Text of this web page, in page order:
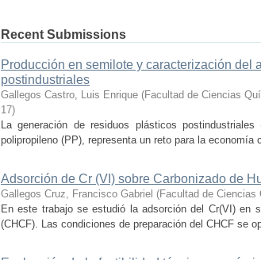
Recent Submissions
Producción en semilote y caracterización
postindustriales
Gallegos Castro, Luis Enrique (Facultad de Ciencias
17)
La generación de residuos plásticos
polipropileno (PP), representa un reto para la
Adsorción de Cr (VI) sobre Carbonizado de
Gallegos Cruz, Francisco Gabriel (Facultad de Ciencias
En este trabajo se estudió la adsorción del Cr(VI) en
(CHCF). Las condiciones de preparación del CHCF se